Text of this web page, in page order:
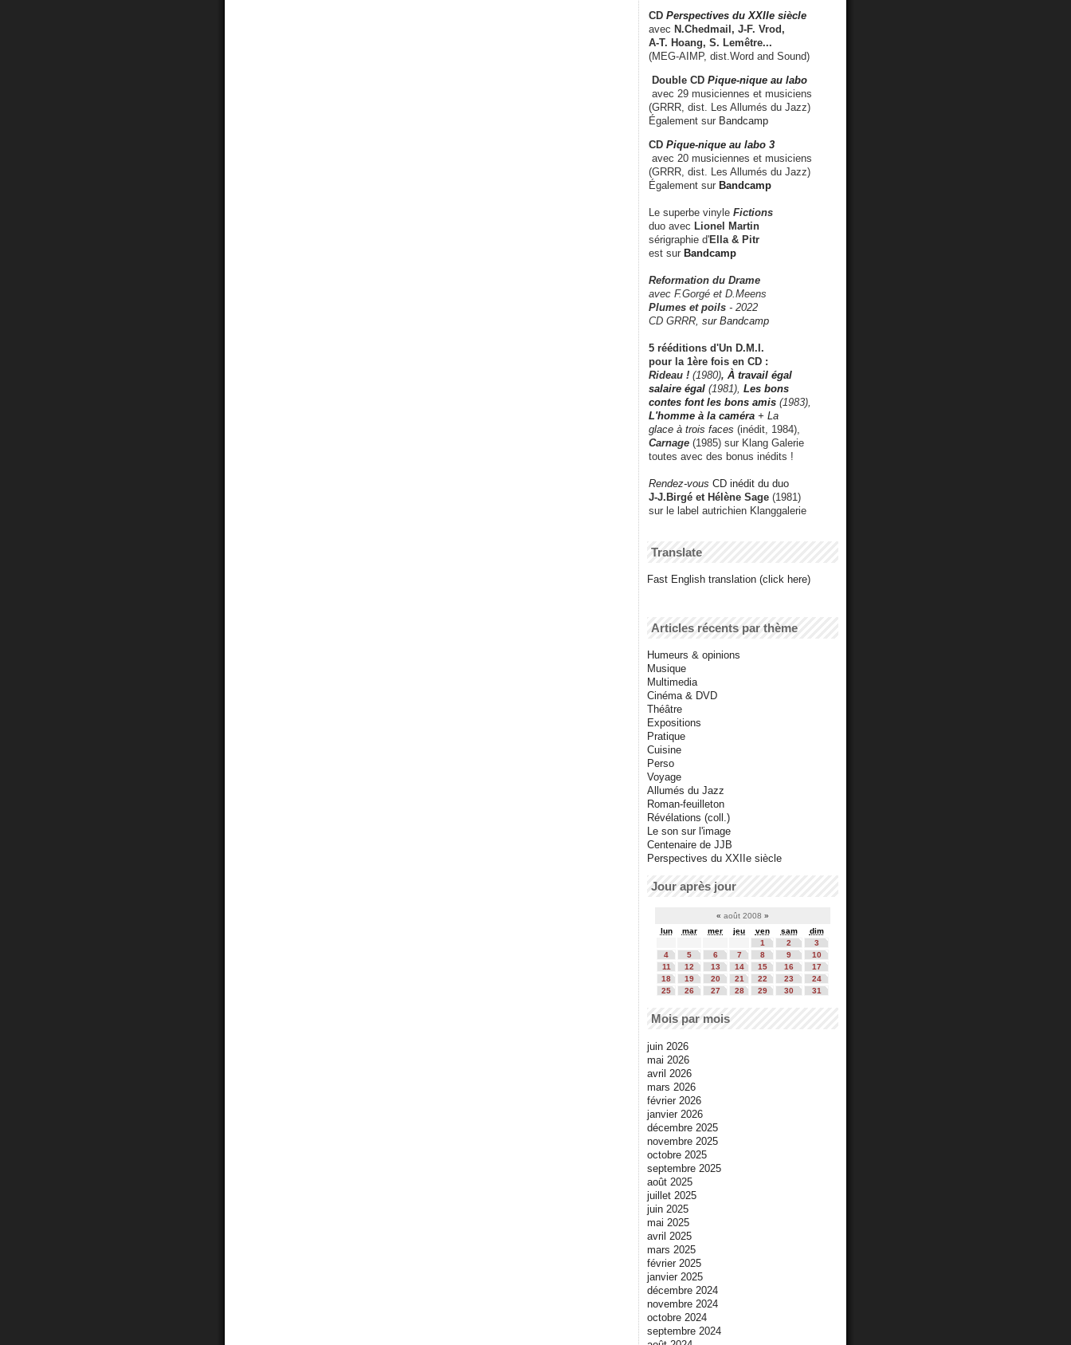
CD Perspectives du XXIIe siècle
avec N.Chedmail, J-F. Vrod,
A-T. Hoang, S. Lemêtre...
(MEG-AIMP, dist.Word and Sound)
Double CD Pique-nique au labo
avec 29 musiciennes et musiciens
(GRRR, dist. Les Allumés du Jazz)
Également sur Bandcamp
CD Pique-nique au labo 3
avec 20 musiciennes et musiciens
(GRRR, dist. Les Allumés du Jazz)
Également sur Bandcamp
Le superbe vinyle Fictions
duo avec Lionel Martin
sérigraphie d'Ella & Pitr
est sur Bandcamp
Reformation du Drame
avec F.Gorgé et D.Meens
Plumes et poils - 2022
CD GRRR, sur Bandcamp
5 rééditions d'Un D.M.I.
pour la 1ère fois en CD :
Rideau ! (1980), À travail égal
salaire égal (1981), Les bons
contes font les bons amis (1983),
L'homme à la caméra + La
glace à trois faces (inédit, 1984),
Carnage (1985) sur Klang Galerie
toutes avec des bonus inédits !
Rendez-vous CD inédit du duo
J-J.Birgé et Hélène Sage (1981)
sur le label autrichien Klanggalerie
Translate
Fast English translation (click here)
Articles récents par thème
Humeurs & opinions
Musique
Multimedia
Cinéma & DVD
Théâtre
Expositions
Pratique
Cuisine
Perso
Voyage
Allumés du Jazz
Roman-feuilleton
Révélations (coll.)
Le son sur l'image
Centenaire de JJB
Perspectives du XXIIe siècle
Jour après jour
« août 2008 »
lun
mar mer jeu ven sam
dim
1
2
3
4
5 6 7 8 9
10
11
12 13 14 15 16
17
18
19 20 21 22 23
24
25
26 27 28 29 30 31
Mois par mois
juin 2026
mai 2026
avril 2026
mars 2026
février 2026
janvier 2026
décembre 2025
novembre 2025
octobre 2025
septembre 2025
août 2025
juillet 2025
juin 2025
mai 2025
avril 2025
mars 2025
février 2025
janvier 2025
décembre 2024
novembre 2024
octobre 2024
septembre 2024